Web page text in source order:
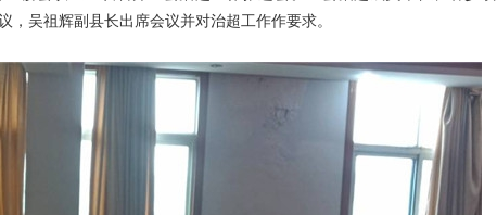
，吴祖辉副县长出席会议并对治超工作作要求。